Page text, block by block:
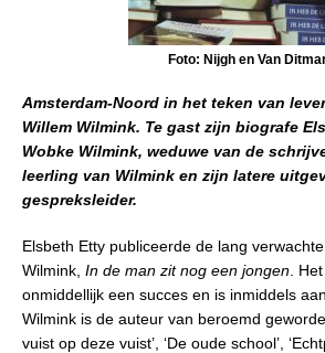
Foto: Nijgh en Van
Amsterdam-Noord in het teken van
Willem Wilmink. Te gast zijn biografe
Wobke Wilmink, weduwe van de
leerling van Wilmink en zijn latere
gespreksleider.
Elsbeth Etty publiceerde de lang
Wilmink, In de man zit nog een jongen .
onmiddellijk een succes en is inmiddels
Wilmink is de auteur van beroemd
vuist op deze vuist’, ‘De oude school’,